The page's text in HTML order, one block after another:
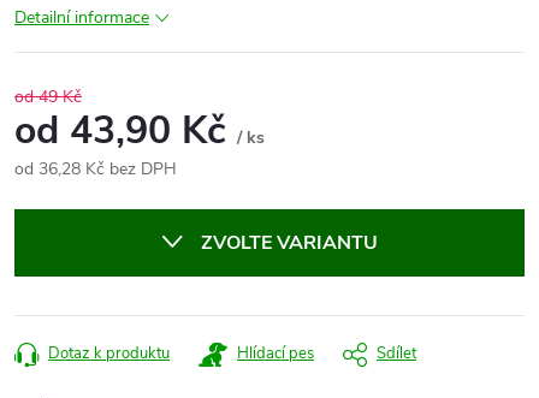
Detailní informace
od 49 Kč
od 43,90 Kč / ks
od 36,28 Kč bez DPH
ZVOLTE VARIANTU
Dotaz k produktu Hlídací pes Sdílet